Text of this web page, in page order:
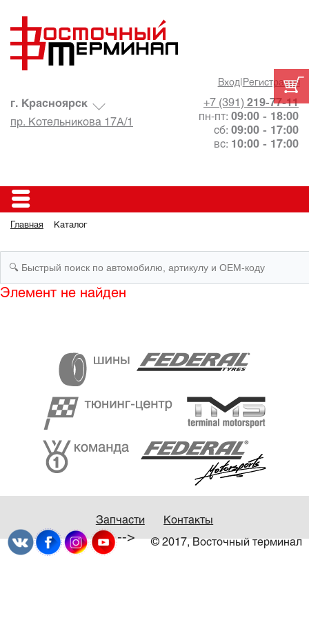
Вход| Регистрация
+7 (391) 219-77-11
пн-пт: 09:00 - 18:00
сб: 09:00 - 17:00
вс: 10:00 - 17:00
г. Красноярск
пр. Котельникова 17А/1
Главная Каталог
Элемент не найден
Запчасти Контакты
© 2017, Восточный терминал
-->